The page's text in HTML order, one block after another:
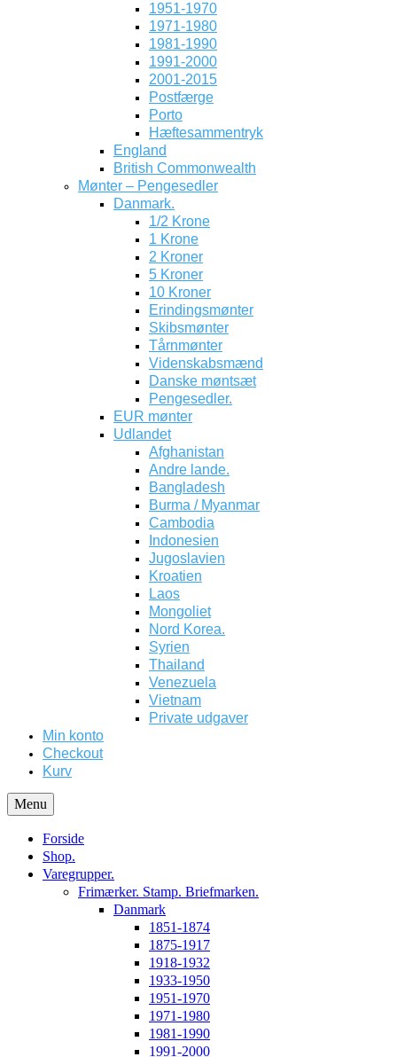
1951-1970
1971-1980
1981-1990
1991-2000
2001-2015
Postfærge
Porto
Hæftesammentryk
England
British Commonwealth
Mønter – Pengesedler
Danmark.
1/2 Krone
1 Krone
2 Kroner
5 Kroner
10 Kroner
Erindingsmønter
Skibsmønter
Tårnmønter
Videnskabsmænd
Danske møntsæt
Pengesedler.
EUR mønter
Udlandet
Afghanistan
Andre lande.
Bangladesh
Burma / Myanmar
Cambodia
Indonesien
Jugoslavien
Kroatien
Laos
Mongoliet
Nord Korea.
Syrien
Thailand
Venezuela
Vietnam
Private udgaver
Min konto
Checkout
Kurv
Menu
Forside
Shop.
Varegrupper.
Frimærker. Stamp. Briefmarken.
Danmark
1851-1874
1875-1917
1918-1932
1933-1950
1951-1970
1971-1980
1981-1990
1991-2000